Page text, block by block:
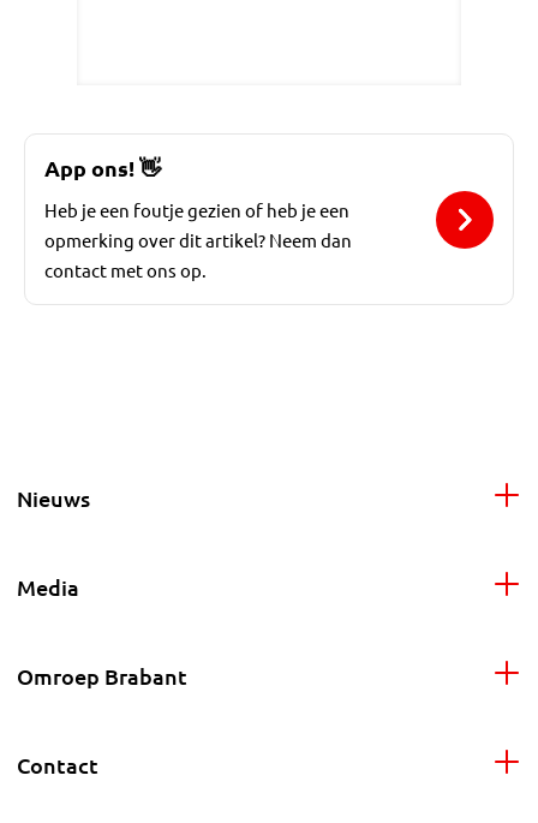
App ons!👋
Heb je een foutje gezien of heb je een
opmerking over dit artikel? Neem dan
contact met ons op.
Nieuws
Media
Omroep Brabant
Contact